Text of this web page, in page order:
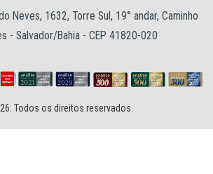
Neves, 1632, Torre Sul, 19° andar, Caminho
- Salvador/Bahia - CEP 41820-020
Todos os direitos reservados.